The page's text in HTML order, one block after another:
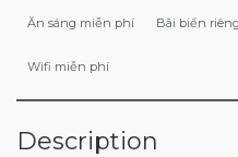
Ăn sáng miễn phí Bãi biển riêng
Wifi miễn phí
Description